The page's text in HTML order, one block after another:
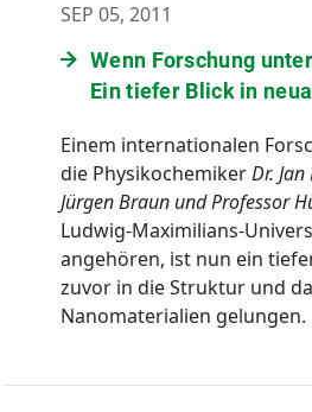
SEP 05, 2011
Wenn Forschung
Ein tiefer Blick in
Einem internationalen
die PhysikochemikerDr.
Jürgen Braun und Professor
Ludwig-Maximilians-
angehören, ist nun ein
zuvor in die Struktur und
Nanomaterialien gelungen.